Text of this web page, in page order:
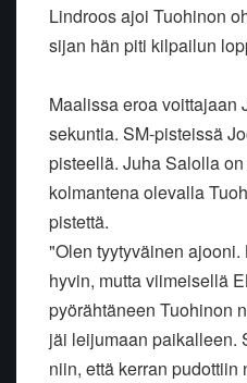
Lindroos ajoi Tuohinon
sijan hän piti kilpailun
Maalissa eroa voittajaan
sekuntia. SM-pisteissä
pisteellä. Juha Salolla
kolmantena olevalla
pistettä.
"Olen tyytyväinen
hyvin, mutta viimeisellä
pyörähtäneen Tuohinon
jäi leijumaan paikalleen.
niin, että kerran pudottiin